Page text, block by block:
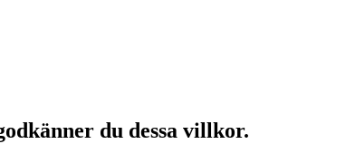
du dessa villkor.